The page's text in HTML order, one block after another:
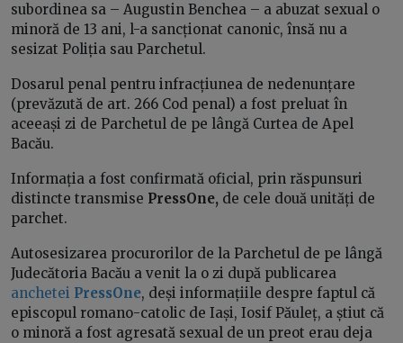
subordinea sa – Augustin Benchea – a abuzat sexual o
minoră de 13 ani, l-a sancționat canonic, însă nu a
sesizat Poliția sau Parchetul.
Dosarul penal pentru infracțiunea de nedenunțare
(prevăzută de art. 266 Cod penal) a fost preluat în
aceeași zi de Parchetul de pe lângă Curtea de Apel
Bacău.
Informația a fost confirmată oficial, prin răspunsuri
distincte transmise PressOne, de cele două unități de
parchet.
Autosesizarea procurorilor de la Parchetul de pe lângă
Judecătoria Bacău a venit la o zi după publicarea
anchetei PressOne, deși informațiile despre faptul că
episcopul romano-catolic de Iași, Iosif Păuleț, a știut că
o minoră a fost agresată sexual de un preot erau deja